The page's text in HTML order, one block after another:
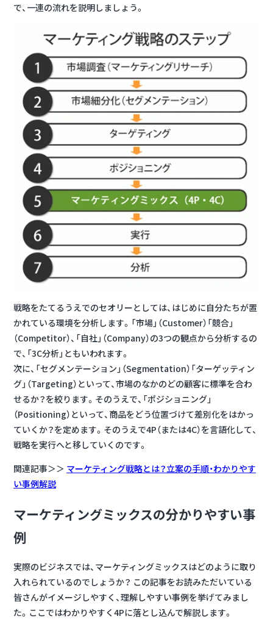
で、一連の流れを説明しましょう。
戦略をたてるうえでのセオリーとしては、はじめに自分たちが置
かれている環境を分析します。「市場」（Customer）「競合」
（Competitor）、「自社」（Company）の3つの観点から分析するの
で、「3C分析」ともいわれます。
次に、「セグメンテーション」（Segmentation）「ターゲッティン
グ」（Targeting）といって、市場のなかのどの顧客に標準を合わ
せるか？を絞ります。そのうえで、「ポジショニング」
（Positioning）といって、商品をどう位置づけて差別化をはかっ
ていくか？を定めます。そのうえで4P（または4C）を言語化して、
戦略を実行へと移していくのです。
関連記事＞＞ マーケティング戦略とは？立案の手順・わかりやす
い事例解説
マーケティングミックスの分かりやすい事
例
実際のビジネスでは、マーケティングミックスはどのように取り
入れられているのでしょうか？ この記事をお読みただいている
皆さんがイメージしやすく、理解しやすい事例を挙げてみまし
た。ここではわかりやすく4Pに落とし込んで解説します。